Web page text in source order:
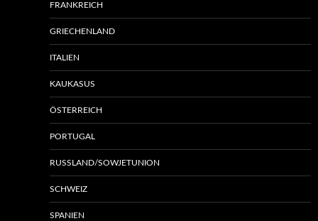
FRANKREICH
GRIECHENLAND
ITALIEN
KAUKASUS
ÖSTERREICH
PORTUGAL
RUSSLAND/SOWJETUNION
SCHWEIZ
SPANIEN